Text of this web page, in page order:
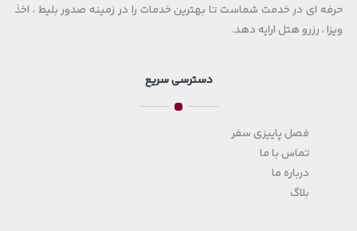
حرفه ای در خدمت شماست تا بهترین خدمات را در زمینه صدور بلیط ، اخذ
ویزا ، رزرو هتل ارایه دهد.
دسترسی سریع
فصل پاییزی سفر
تماس با ما
درباره ما
بلاگ